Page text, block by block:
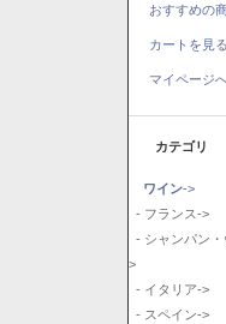
おすすめの
カートを見る
マイページ
カテゴリ
ワイン->
- フランス->
- シャンパン
>
- イタリア->
- スペイン->